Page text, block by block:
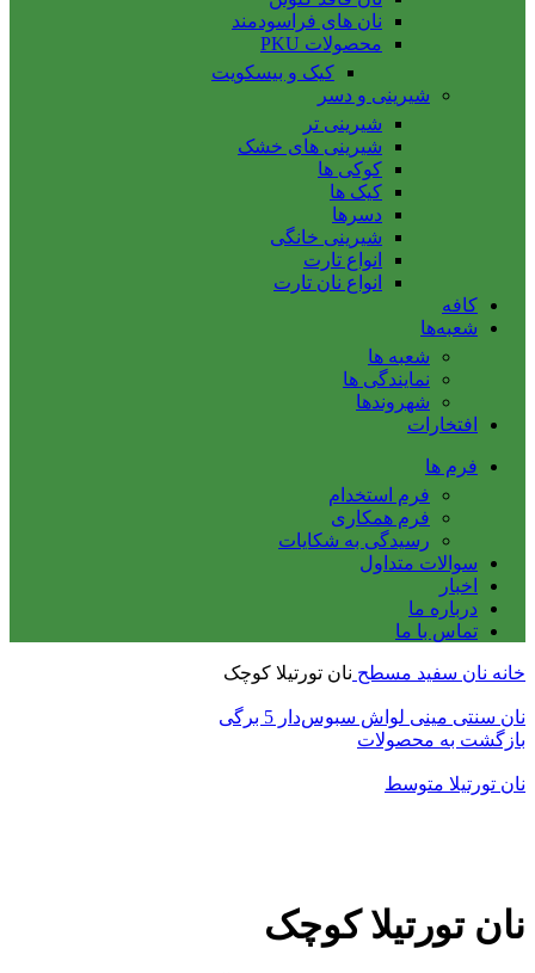
نان های فراسودمند
محصولات PKU
کیک و بیسکویت
شیرینی و دسر
شیرینی تر
شیرینی های خشک
کوکی ها
کیک ها
دسرها
شیرینی خانگی
انواع تارت
انواع نان تارت
کافه
شعبه‌ها
شعبه ها
نمایندگی ها
شهروندها
افتخارات
فرم ها
فرم استخدام
فرم همکاری
رسیدگی به شکایات
سوالات متداول
اخبار
درباره ما
تماس با ما
خانه نان سفید مسطح نان تورتیلا کوچک
نان سنتی مینی لواش سبوس‌دار 5 برگی
بازگشت به محصولات
نان تورتیلا متوسط
نان تورتیلا کوچک